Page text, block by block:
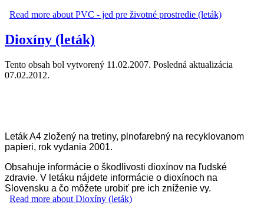
Read more about PVC - jed pre životné prostredie (leták)
Dioxíny (leták)
Tento obsah bol vytvorený 11.02.2007. Posledná aktualizácia
07.02.2012.
LetákA4 zložený na tretiny, plnofarebný na recyklovanom
papieri, rok vydania 2001.
Obsahuje informácie o škodlivosti dioxínov na ľudské
zdravie. V letáku nájdete informácie o dioxínoch na
Slovensku a čo môžete urobiť pre ich zníženie vy.
Read more about Dioxíny (leták)